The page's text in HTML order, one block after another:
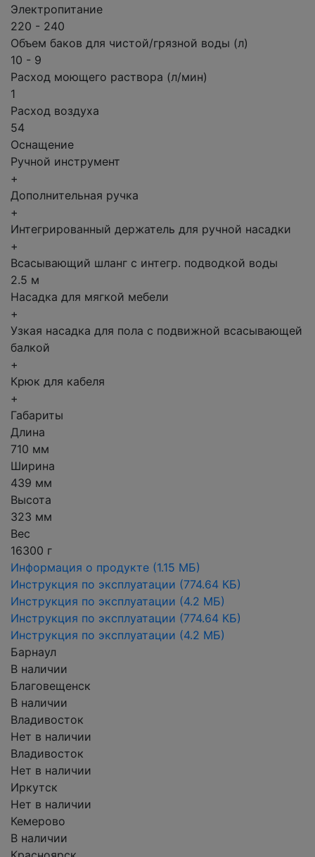
Электропитание
220 - 240
Объем баков для чистой/грязной воды (л)
10 - 9
Расход моющего раствора (л/мин)
1
Расход воздуха
54
Оснащение
Ручной инструмент
+
Дополнительная ручка
+
Интегрированный держатель для ручной насадки
+
Всасывающий шланг с интегр. подводкой воды
2.5 м
Насадка для мягкой мебели
+
Узкая насадка для пола с подвижной всасывающей
балкой
+
Крюк для кабеля
+
Габариты
Длина
710 мм
Ширина
439 мм
Высота
323 мм
Вес
16300 г
Информация о продукте (1.15 МБ)
Инструкция по эксплуатации (774.64 КБ)
Инструкция по эксплуатации (4.2 МБ)
Инструкция по эксплуатации (774.64 КБ)
Инструкция по эксплуатации (4.2 МБ)
Барнаул
В наличии
Благовещенск
В наличии
Владивосток
Нет в наличии
Владивосток
Нет в наличии
Иркутск
Нет в наличии
Кемерово
В наличии